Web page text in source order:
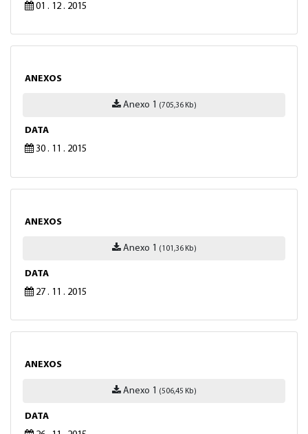
01 . 12 . 2015
ANEXOS
Anexo 1 (705,36 Kb)
DATA
30 . 11 . 2015
ANEXOS
Anexo 1 (101,36 Kb)
DATA
27 . 11 . 2015
ANEXOS
Anexo 1 (506,45 Kb)
DATA